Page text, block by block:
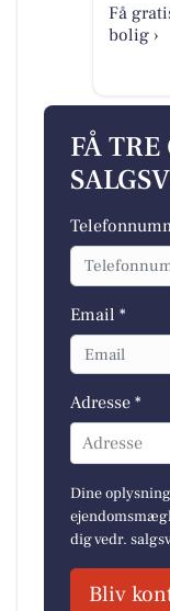
Få
bolig ›
FÅ
Email *
Adresse *
Adresse
Dine
dig vedr.
Bliv